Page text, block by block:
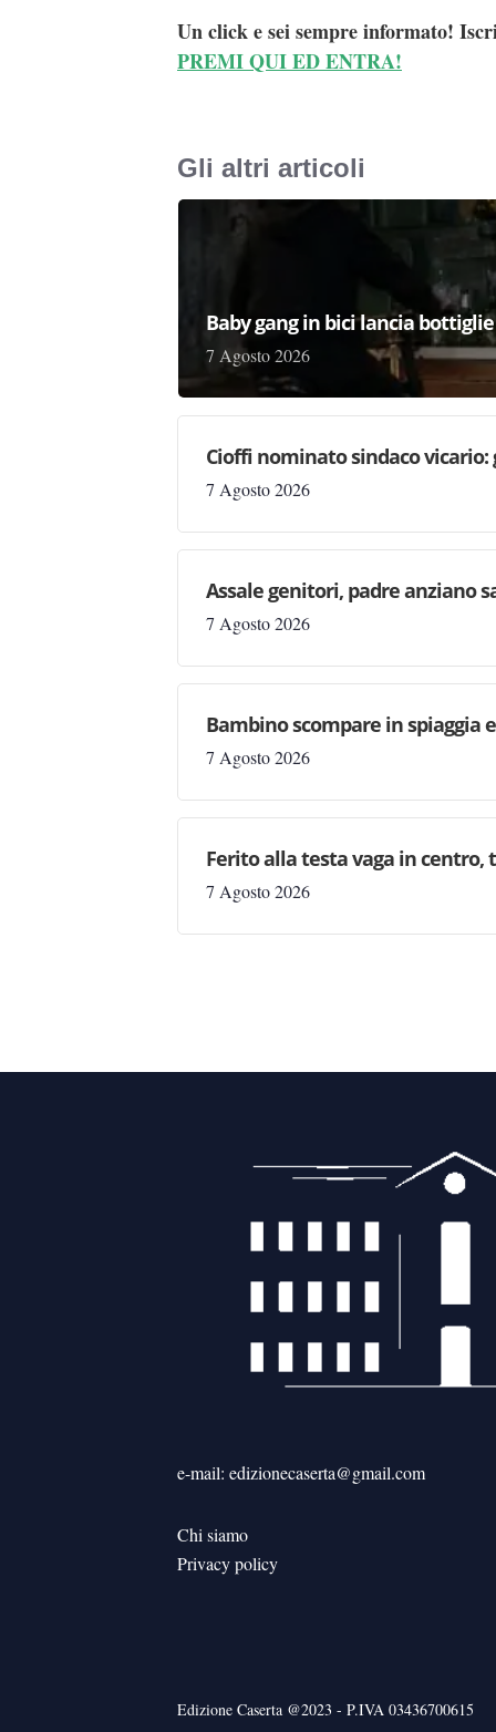
Un click e sei sempre informato!
PREMI QUI ED ENTRA!
Gli altri articoli
Baby gang in bici lancia
7 Agosto 2026
Cioffi nominato sindaco
7 Agosto 2026
Assale genitori, padre anziano
7 Agosto 2026
Bambino scompare in spiaggia
7 Agosto 2026
Ferito alla testa vaga in centro,
7 Agosto 2026
e-mail: edizionecaserta@gmail.com
Chi siamo
Privacy policy
Edizione Caserta @2023 - P.IVA 03436700615